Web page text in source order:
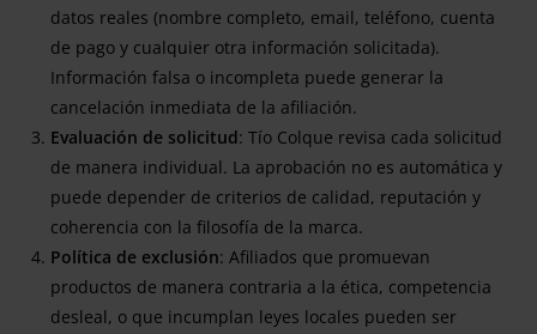
datos reales (nombre completo, email, teléfono, cuenta
de pago y cualquier otra información solicitada).
Información falsa o incompleta puede generar la
cancelación inmediata de la afiliación.
Evaluación de solicitud: Tío Colque revisa cada solicitud
de manera individual. La aprobación no es automática y
puede depender de criterios de calidad, reputación y
coherencia con la filosofía de la marca.
Política de exclusión: Afiliados que promuevan
productos de manera contraria a la ética, competencia
desleal, o que incumplan leyes locales pueden ser